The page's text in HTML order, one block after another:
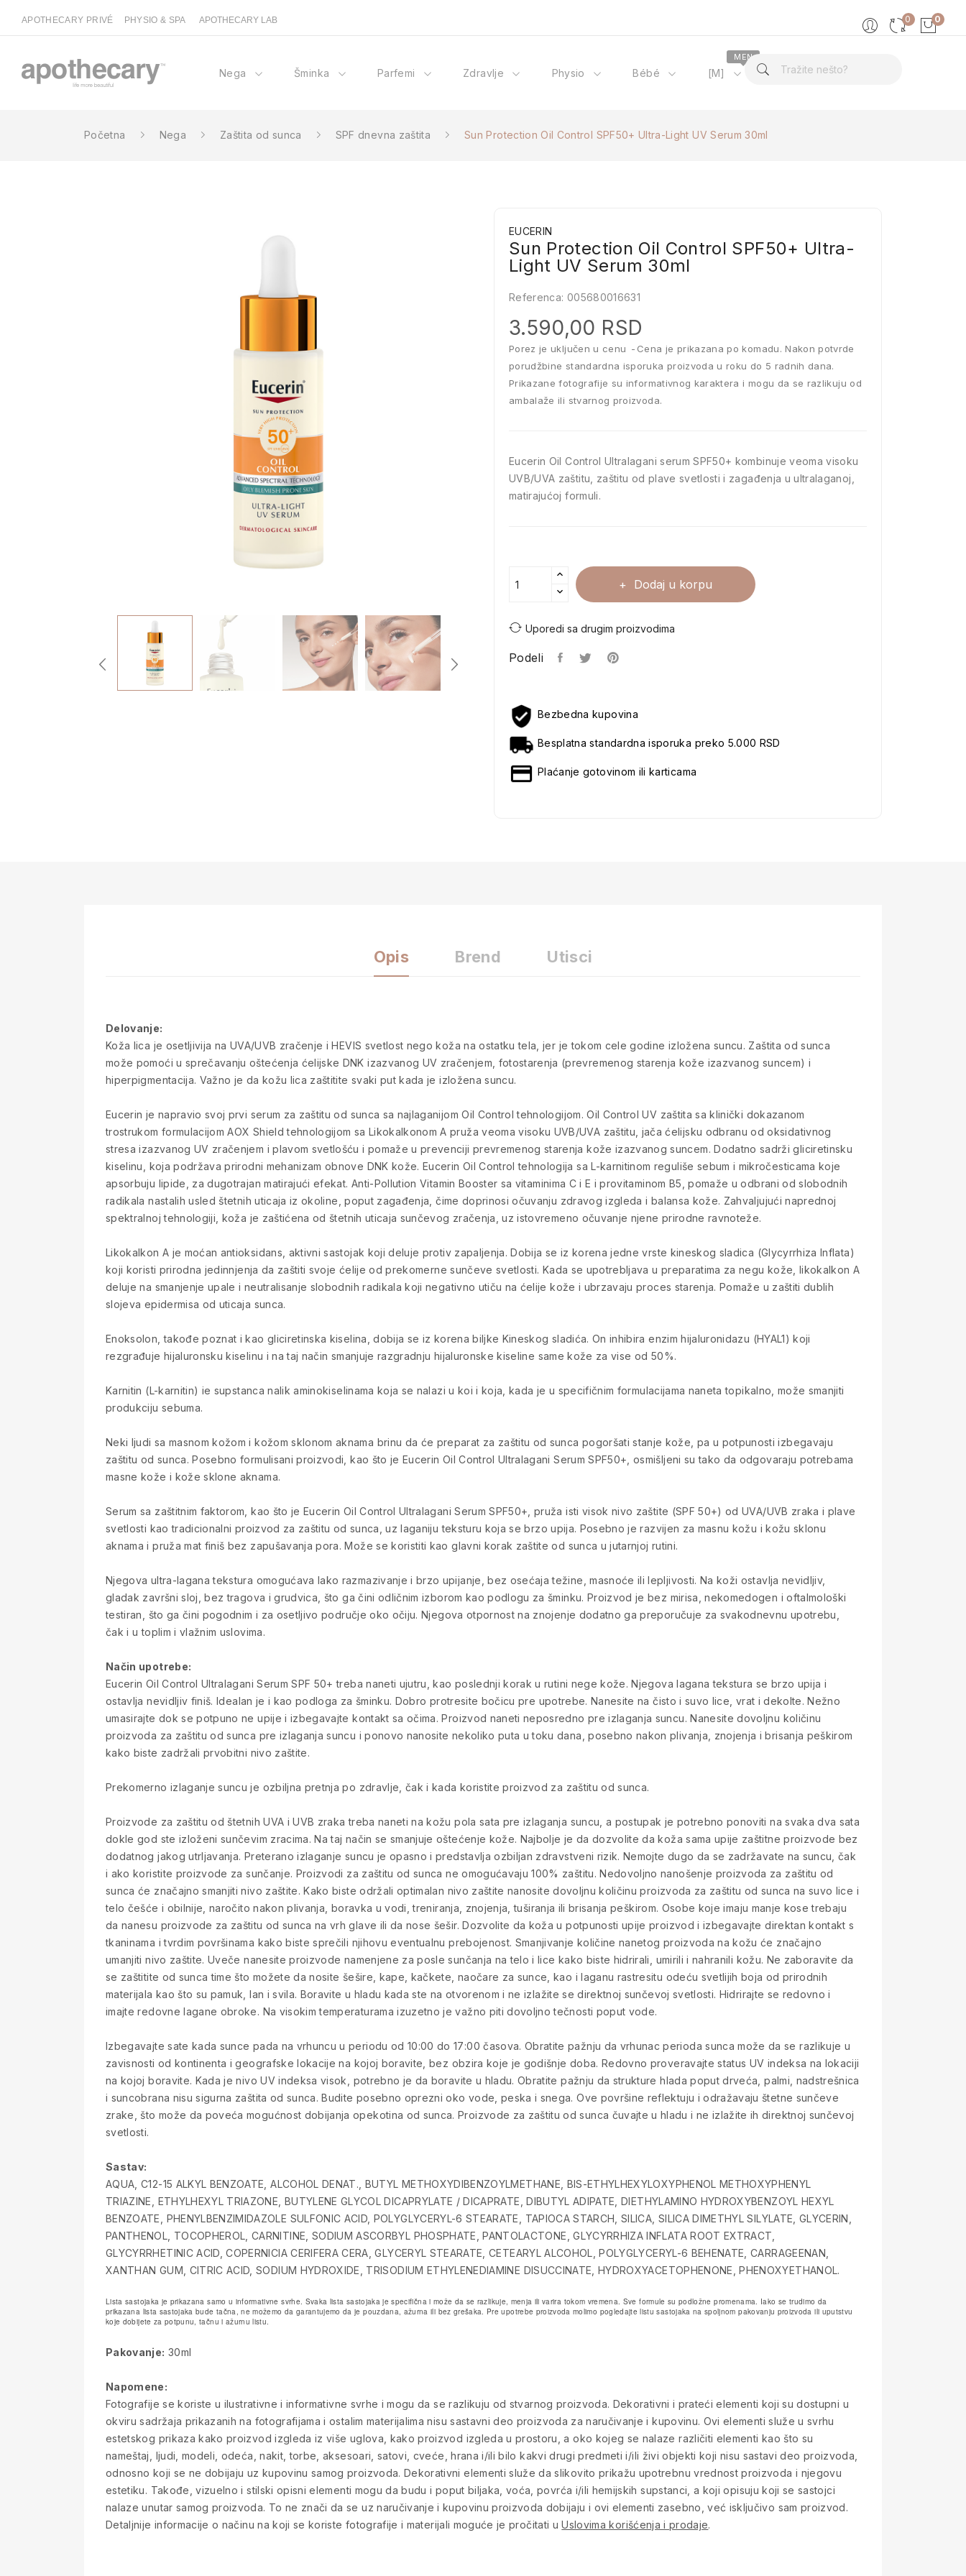
APOTHECARY PRIVÉ PHYSIO & SPA APOTHECARY LAB 0
0
Nega Šminka Parfemi Zdravlje Physio Bébé [M]
MEN
O nama
Početna Nega Zaštita od sunca SPF dnevna zaštita Sun Protection Oil Control SPF50+ Ultra-Light UV Serum 30ml
EUCERIN
Sun Protection Oil Control SPF50+ Ultra-
Light UV Serum 30ml
Referenca: 005680016631
3.590,00 RSD
Porez je uključen u cenu
Cena je prikazana po komadu. Nakon potvrde
porudžbine standardna isporuka proizvoda u roku do 5 radnih dana.
Prikazane fotografije su informativnog karaktera i mogu da se razlikuju od
ambalaže ili stvarnog proizvoda.
Eucerin Oil Control Ultralagani serum SPF50+ kombinuje veoma visoku
UVB/UVA zaštitu, zaštitu od plave svetlosti i zagađenja u ultralaganoj,
matirajućoj formuli.
Dodaj u korpu
Uporedi sa drugim proizvodima
Podeli
Bezbedna kupovina
Besplatna standardna isporuka preko 5.000 RSD
Plaćanje gotovinom ili karticama
Opis Brend Utisci
Delovanje:
Koža lica je osetljivija na UVA/UVB zračenje i HEVIS svetlost nego koža na ostatku tela, jer je tokom cele godine izložena suncu. Zaštita od sunca
može pomoći u sprečavanju oštećenja ćelijske DNK izazvanog UV zračenjem, fotostarenja (prevremenog starenja kože izazvanog suncem) i
hiperpigmentacija. Važno je da kožu lica zaštitite svaki put kada je izložena suncu.
Eucerin je napravio svoj prvi serum za zaštitu od sunca sa najlaganijom Oil Control tehnologijom. Oil Control UV zaštita sa klinički dokazanom
trostrukom formulacijom AOX Shield tehnologijom sa Likokalkonom A pruža veoma visoku UVB/UVA zaštitu, jača ćelijsku odbranu od oksidativnog
stresa izazvanog UV zračenjem i plavom svetlošću i pomaže u prevenciji prevremenog starenja kože izazvanog suncem. Dodatno sadrži gliciretinsku
kiselinu, koja podržava prirodni mehanizam obnove DNK kože. Eucerin Oil Control tehnologija sa L-karnitinom reguliše sebum i mikročesticama koje
apsorbuju lipide, za dugotrajan matirajući efekat. Anti-Pollution Vitamin Booster sa vitaminima C i E i provitaminom B5, pomaže u odbrani od slobodnih
radikala nastalih usled štetnih uticaja iz okoline, poput zagađenja, čime doprinosi očuvanju zdravog izgleda i balansa kože. Zahvaljujući naprednoj
spektralnoj tehnologiji, koža je zaštićena od štetnih uticaja sunčevog zračenja, uz istovremeno očuvanje njene prirodne ravnoteže.
Likokalkon A je moćan antioksidans, aktivni sastojak koji deluje protiv zapaljenja. Dobija se iz korena jedne vrste kineskog sladica (Glycyrrhiza Inflata)
koji koristi prirodna jedinnjenja da zaštiti svoje ćelije od prekomerne sunčeve svetlosti. Kada se upotrebljava u preparatima za negu kože, likokalkon A
deluje na smanjenje upale i neutralisanje slobodnih radikala koji negativno utiču na ćelije kože i ubrzavaju proces starenja. Pomaže u zaštiti dublih
slojeva epidermisa od uticaja sunca.
Enoksolon, takođe poznat i kao gliciretinska kiselina, dobija se iz korena biljke Kineskog sladića. On inhibira enzim hijaluronidazu (HYAL1) koji
rezgrađuje hijaluronsku kiselinu i na taj način smanjuje razgradnju hijaluronske kiseline same kože za vise od 50%.
Karnitin (L-karnitin) ie supstanca nalik aminokiselinama koja se nalazi u koi i koja, kada je u specifičnim formulacijama naneta topikalno, može smanjiti
produkciju sebuma.
Neki ljudi sa masnom kožom i kožom sklonom aknama brinu da će preparat za zaštitu od sunca pogoršati stanje kože, pa u potpunosti izbegavaju
zaštitu od sunca. Posebno formulisani proizvodi, kao što je Eucerin Oil Control Ultralagani Serum SPF50+, osmišljeni su tako da odgovaraju potrebama
masne kože i kože sklone aknama.
Serum sa zaštitnim faktorom, kao što je Eucerin Oil Control Ultralagani Serum SPF50+, pruža isti visok nivo zaštite (SPF 50+) od UVA/UVB zraka i plave
svetlosti kao tradicionalni proizvod za zaštitu od sunca, uz laganiju teksturu koja se brzo upija. Posebno je razvijen za masnu kožu i kožu sklonu
aknama i pruža mat finiš bez zapušavanja pora. Može se koristiti kao glavni korak zaštite od sunca u jutarnjoj rutini.
Njegova ultra-lagana tekstura omogućava lako razmazivanje i brzo upijanje, bez osećaja težine, masnoće ili lepljivosti. Na koži ostavlja nevidljiv,
gladak završni sloj, bez tragova i grudvica, što ga čini odličnim izborom kao podlogu za šminku. Proizvod je bez mirisa, nekomedogen i oftalmološki
testiran, što ga čini pogodnim i za osetljivo područje oko očiju. Njegova otpornost na znojenje dodatno ga preporučuje za svakodnevnu upotrebu,
čak i u toplim i vlažnim uslovima.
Način upotrebe:
Eucerin Oil Control Ultralagani Serum SPF 50+ treba naneti ujutru, kao poslednji korak u rutini nege kože. Njegova lagana tekstura se brzo upija i
ostavlja nevidljiv finiš. Idealan je i kao podloga za šminku. Dobro protresite bočicu pre upotrebe. Nanesite na čisto i suvo lice, vrat i dekolte. Nežno
umasirajte dok se potpuno ne upije i izbegavajte kontakt sa očima. Proizvod naneti neposredno pre izlaganja suncu. Nanesite dovoljnu količinu
proizvoda za zaštitu od sunca pre izlaganja suncu i ponovo nanosite nekoliko puta u toku dana, posebno nakon plivanja, znojenja i brisanja peškirom
kako biste zadržali prvobitni nivo zaštite.
Prekomerno izlaganje suncu je ozbiljna pretnja po zdravlje, čak i kada koristite proizvod za zaštitu od sunca.
Proizvode za zaštitu od štetnih UVA i UVB zraka treba naneti na kožu pola sata pre izlaganja suncu, a postupak je potrebno ponoviti na svaka dva sata
dokle god ste izloženi sunčevim zracima. Na taj način se smanjuje oštećenje kože. Najbolje je da dozvolite da koža sama upije zaštitne proizvode bez
dodatnog jakog utrljavanja. Preterano izlaganje suncu je opasno i predstavlja ozbiljan zdravstveni rizik. Nemojte dugo da se zadržavate na suncu, čak
i ako koristite proizvode za sunčanje. Proizvodi za zaštitu od sunca ne omogućavaju 100% zaštitu. Nedovoljno nanošenje proizvoda za zaštitu od
sunca će značajno smanjiti nivo zaštite. Kako biste održali optimalan nivo zaštite nanosite dovoljnu količinu proizvoda za zaštitu od sunca na suvo lice i
telo češće i obilnije, naročito nakon plivanja, boravka u vodi, treniranja, znojenja, tuširanja ili brisanja peškirom. Osobe koje imaju manje kose trebaju
da nanesu proizvode za zaštitu od sunca na vrh glave ili da nose šešir. Dozvolite da koža u potpunosti upije proizvod i izbegavajte direktan kontakt s
tkaninama i tvrdim površinama kako biste sprečili njihovu eventualnu prebojenost. Smanjivanje količine nanetog proizvoda na kožu će značajno
umanjiti nivo zaštite. Uveče nanesite proizvode namenjene za posle sunčanja na telo i lice kako biste hidrirali, umirili i nahranili kožu. Ne zaboravite da
se zaštitite od sunca time što možete da nosite šešire, kape, kačkete, naočare za sunce, kao i laganu rastresitu odeću svetlijih boja od prirodnih
materijala kao što su pamuk, lan i svila. Boravite u hladu kada ste na otvorenom i ne izlažite se direktnoj sunčevoj svetlosti. Hidrirajte se redovno i
imajte redovne lagane obroke. Na visokim temperaturama izuzetno je važno piti dovoljno tečnosti poput vode.
Izbegavajte sate kada sunce pada na vrhuncu u periodu od 10:00 do 17:00 časova. Obratite pažnju da vrhunac perioda sunca može da se razlikuje u
zavisnosti od kontinenta i geografske lokacije na kojoj boravite, bez obzira koje je godišnje doba. Redovno proveravajte status UV indeksa na lokaciji
na kojoj boravite. Kada je nivo UV indeksa visok, potrebno je da boravite u hladu. Obratite pažnju da strukture hlada poput drveća, palmi, nadstrešnica
i suncobrana nisu sigurna zaštita od sunca. Budite posebno oprezni oko vode, peska i snega. Ove površine reflektuju i odražavaju štetne sunčeve
zrake, što može da poveća mogućnost dobijanja opekotina od sunca. Proizvode za zaštitu od sunca čuvajte u hladu i ne izlažite ih direktnoj sunčevoj
svetlosti.
Sastav:
AQUA, C12-15 ALKYL BENZOATE, ALCOHOL DENAT., BUTYL METHOXYDIBENZOYLMETHANE, BIS-ETHYLHEXYLOXYPHENOL METHOXYPHENYL
TRIAZINE, ETHYLHEXYL TRIAZONE, BUTYLENE GLYCOL DICAPRYLATE / DICAPRATE, DIBUTYL ADIPATE, DIETHYLAMINO HYDROXYBENZOYL HEXYL
BENZOATE, PHENYLBENZIMIDAZOLE SULFONIC ACID, POLYGLYCERYL-6 STEARATE, TAPIOCA STARCH, SILICA, SILICA DIMETHYL SILYLATE, GLYCERIN,
PANTHENOL, TOCOPHEROL, CARNITINE, SODIUM ASCORBYL PHOSPHATE, PANTOLACTONE, GLYCYRRHIZA INFLATA ROOT EXTRACT,
GLYCYRRHETINIC ACID, COPERNICIA CERIFERA CERA, GLYCERYL STEARATE, CETEARYL ALCOHOL, POLYGLYCERYL-6 BEHENATE, CARRAGEENAN,
XANTHAN GUM, CITRIC ACID, SODIUM HYDROXIDE, TRISODIUM ETHYLENEDIAMINE DISUCCINATE, HYDROXYACETOPHENONE, PHENOXYETHANOL.
Lista sastojaka je prikazana samo u informativne svrhe. Svaka lista sastojaka je specifična i može da se razlikuje, menja ili varira tokom vremena. Sve formule su podložne promenama. Iako se trudimo da
prikazana lista sastojaka bude tačna, ne možemo da garantujemo da je pouzdana, ažurna ili bez grešaka. Pre upotrebe proizvoda molimo pogledajte listu sastojaka na spoljnom pakovanju proizvoda ili uputstvu
koje dobijete za potpunu, tačnu i ažurnu listu.
Pakovanje: 30ml
Napomene:
Fotografije se koriste u ilustrativne i informativne svrhe i mogu da se razlikuju od stvarnog proizvoda. Dekorativni i prateći elementi koji su dostupni u
okviru sadržaja prikazanih na fotografijama i ostalim materijalima nisu sastavni deo proizvoda za naručivanje i kupovinu. Ovi elementi služe u svrhu
estetskog prikaza kako proizvod izgleda iz više uglova, kako proizvod izgleda u prostoru, a oko kojeg se nalaze različiti elementi kao što su
nameštaj, ljudi, modeli, odeća, nakit, torbe, aksesoari, satovi, cveće, hrana i/ili bilo kakvi drugi predmeti i/ili živi objekti koji nisu sastavi deo proizvoda,
odnosno koji se ne dobijaju uz kupovinu samog proizvoda. Dekorativni elementi služe da slikovito prikažu upotrebnu vrednost proizvoda i njegovu
estetiku. Takođe, vizuelno i stilski opisni elementi mogu da budu i poput biljaka, voća, povrća i/ili hemijskih supstanci, a koji opisuju koji se sastojci
nalaze unutar samog proizvoda. To ne znači da se uz naručivanje i kupovinu proizvoda dobijaju i ovi elementi zasebno, već isključivo sam proizvod.
Detaljnije informacije o načinu na koji se koriste fotografije i materijali moguće je pročitati uUslovima korišćenja i prodaje.